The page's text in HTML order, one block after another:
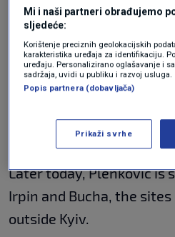
parliamentary
regarding Ukraine's EU
The Croatian prime
granted special status in
Later today, Plenkovic is
Irpin and Bucha, the
outside Kyiv.
Mi i naši partneri obrađujemo
sljedeće:
Korištenje preciznih geolokacijskih
karakteristika uređaja za identifikaciju.
uređaju. Personalizirano oglašavanje i
sadržaja, uvidi u publiku i razvoj usluga.
Popis partnera (dobavljača)
Prikaži svrhe